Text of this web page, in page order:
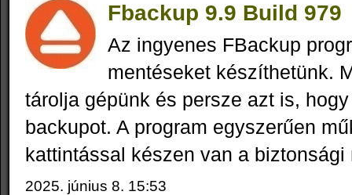
Fbackup 9.9 Build 979
Az ingyenes FBackup
mentéseket készíthetünk.
tárolja gépünk és persze azt is,
backupot. A program egyszerűen
kattintással készen van a biztonsági
2025. június 8. 15:53